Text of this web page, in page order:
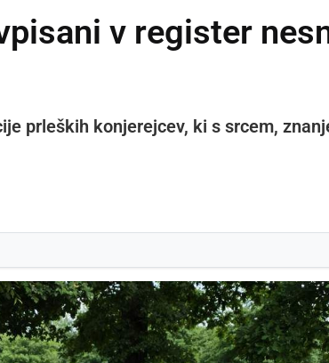
v register
prleških konjerejcev, ki s srcem,